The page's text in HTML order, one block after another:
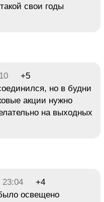
свои годы
+5
но в будни
акции нужно
на выходных
23:04
+4
освещено